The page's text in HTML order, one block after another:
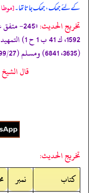
کے لئے جھک، جھک جاتا تھا۔[موطا
تخریج الحدیث:
(3635، 6841) ومسلم (1699/27) من حديث مالك به.»
قال
تخريج الحديث:
کتاب
نمبر